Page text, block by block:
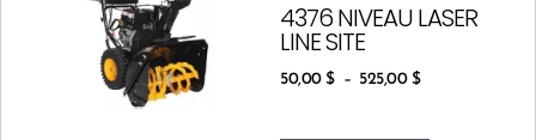
4376 NIVEAU LASER
LINE SITE
50,00$ – 525,00 $